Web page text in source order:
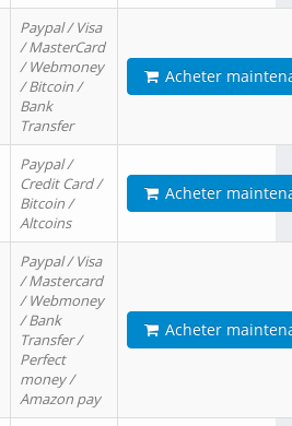
Paypal / Visa
/ MasterCard
/ Webmoney
/ Bitcoin /
Bank
Transfer
Acheter
Paypal /
Credit Card /
Bitcoin /
Altcoins
Acheter
Paypal / Visa
/ Mastercard
/ Webmoney
/ Bank
Transfer /
Perfect
money /
Amazon pay
Acheter